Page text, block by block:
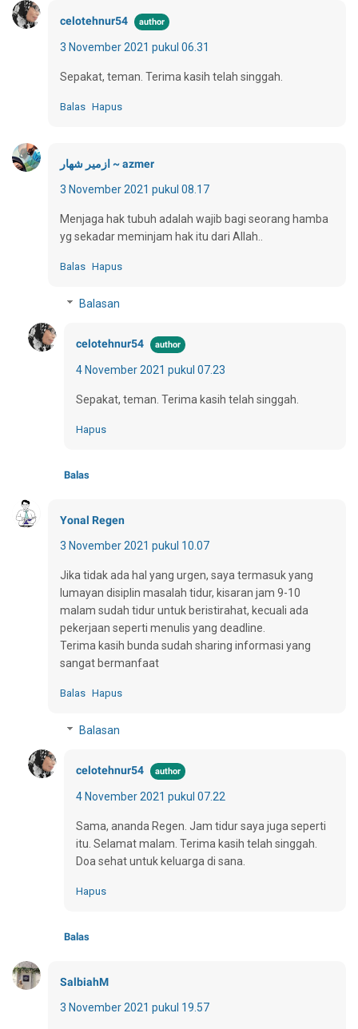
celotehnur54
3 November 2021 pukul 06.31
Sepakat, teman. Terima kasih telah singgah.
Balas Hapus
ازمير شهار ~ azmer
3 November 2021 pukul 08.17
Menjaga hak tubuh adalah wajib bagi seorang hamba
yg sekadar meminjam hak itu dari Allah..
Balas Hapus
Balasan
celotehnur54
4 November 2021 pukul 07.23
Sepakat, teman. Terima kasih telah singgah.
Hapus
Balas
Yonal Regen
3 November 2021 pukul 10.07
Jika tidak ada hal yang urgen, saya termasuk yang
lumayan disiplin masalah tidur, kisaran jam 9-10
malam sudah tidur untuk beristirahat, kecuali ada
pekerjaan seperti menulis yang deadline.
Terima kasih bunda sudah sharing informasi yang
sangat bermanfaat
Balas Hapus
Balasan
celotehnur54
4 November 2021 pukul 07.22
Sama, ananda Regen. Jam tidur saya juga seperti
itu. Selamat malam. Terima kasih telah singgah.
Doa sehat untuk keluarga di sana.
Hapus
Balas
SalbiahM
3 November 2021 pukul 19.57